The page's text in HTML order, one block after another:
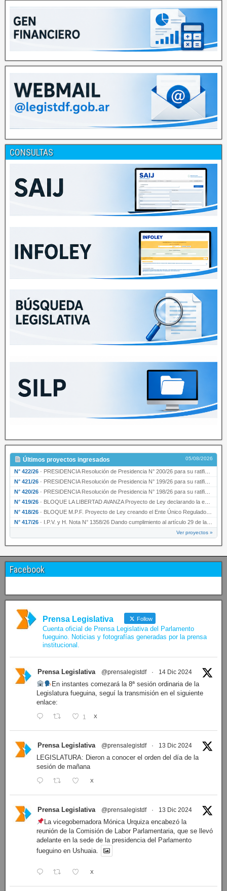
CONSULTAS
Últimos proyectos ingresados 05/08/2026
N° 422/26 · PRESIDENCIA Resolución de Presidencia N° 200/26 para su ratificación.
N° 421/26 · PRESIDENCIA Resolución de Presidencia N° 199/26 para su ratificación.
N° 420/26 · PRESIDENCIA Resolución de Presidencia N° 198/26 para su ratificación.
N° 419/26 · BLOQUE LA LIBERTAD AVANZA Proyecto de Ley declarando la esencialidad del servicio educativ…
N° 418/26 · BLOQUE M.P.F. Proyecto de Ley creando el Ente Único Regulador de servicios públicos de la …
N° 417/26 · I.P.V. y H. Nota N° 1358/26 Dando cumplimiento al artículo 29 de la Ley provincial N° 1399…
Ver proyectos »
Facebook
Prensa Legislativa Follow
Cuenta oficial de Prensa Legislativa del Parlamento
fueguino. Noticias y fotografías generadas por la prensa
institucional.
Prensa Legislativa @prensalegistdf · 14 Dic 2024
En instantes comezará la 8ª sesión ordinaria de la
Legislatura fueguina, seguí la transmisión en el siguiente
enlace:
1 X
Prensa Legislativa @prensalegistdf · 13 Dic 2024
LEGISLATURA: Dieron a conocer el orden del día de la
sesión de mañana
X
Prensa Legislativa @prensalegistdf · 13 Dic 2024
La vicegobernadora Mónica Urquiza encabezó la
reunión de la Comisión de Labor Parlamentaria, que se llevó
adelante en la sede de la presidencia del Parlamento
fueguino en Ushuaia.
X